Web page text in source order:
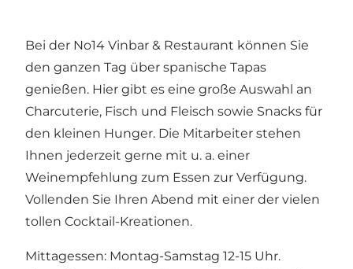
Bei der No14 Vinbar & Restaurant können Sie
den ganzen Tag über spanische Tapas
genießen. Hier gibt es eine große Auswahl an
Charcuterie, Fisch und Fleisch sowie Snacks für
den kleinen Hunger. Die Mitarbeiter stehen
Ihnen jederzeit gerne mit u. a. einer
Weinempfehlung zum Essen zur Verfügung.
Vollenden Sie Ihren Abend mit einer der vielen
tollen Cocktail-Kreationen.
Mittagessen: Montag-Samstag 12-15 Uhr.